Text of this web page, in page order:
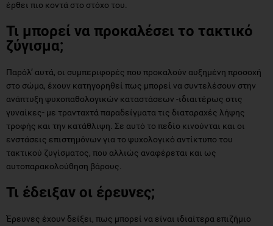
έρθει πιο κοντά στο στόχο του.
Τι μπορεί να προκαλέσει το τακτικό
ζύγισμα;
Παρόλ’ αυτά, οι συμπεριφορές που προκαλούν αυξημένη προσοχή
στο σώμα, έχουν κατηγορηθεί πως μπορεί να συντελέσουν στην
ανάπτυξη ψυχοπαθολογικών καταστάσεων -ιδιαιτέρως στις
γυναίκες- με τρανταχτά παραδείγματα τις διαταραχές λήψης
τροφής και την κατάθλιψη. Σε αυτό το πεδίο κινούνται και οι
ενστάσεις επιστημόνων για το ψυχολογικό αντίκτυπο του
τακτικού ζυγίσματος, που αλλιώς αναφέρεται και ως
αυτοπαρακολούθηση βάρους.
Τι έδειξαν οι έρευνες;
Έρευνες έχουν δείξει, πως μπορεί να είναι ιδιαίτερα επιζήμιο